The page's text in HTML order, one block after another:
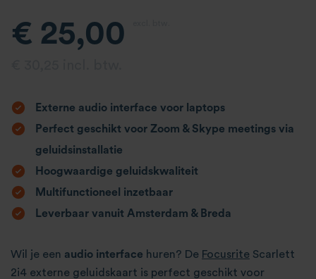
€ 25,00
Externe audio interface voor laptops
Perfect geschikt voor Zoom & Skype meetings via
geluidsinstallatie
Hoogwaardige geluidskwaliteit
Multifunctioneel inzetbaar
Leverbaar vanuit Amsterdam & Breda
Wil je een audio interface huren? De Focusrite Scarlett
2i4 externe geluidskaart is perfect geschikt voor